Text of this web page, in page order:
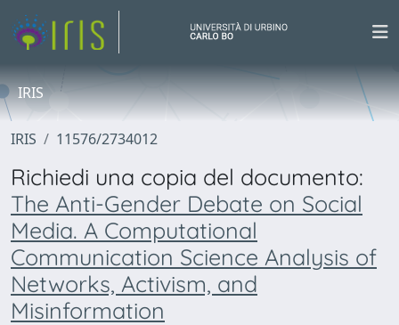
IRIS
IRIS 11576/2734012
Richiedi una copia del documento:
The Anti-Gender Debate on Social
Media. A Computational
Communication Science Analysis of
Networks, Activism, and
Misinformation